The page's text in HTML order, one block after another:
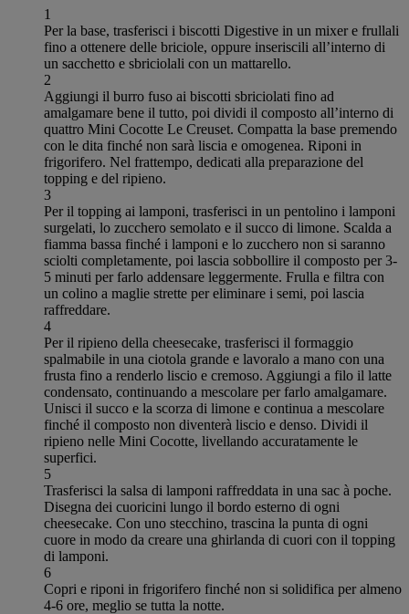
1
Per la base, trasferisci i biscotti Digestive in un mixer e frullali
fino a ottenere delle briciole, oppure inseriscili all’interno di
un sacchetto e sbriciolali con un mattarello.
2
Aggiungi il burro fuso ai biscotti sbriciolati fino ad
amalgamare bene il tutto, poi dividi il composto all’interno di
quattro Mini Cocotte Le Creuset. Compatta la base premendo
con le dita finché non sarà liscia e omogenea. Riponi in
frigorifero. Nel frattempo, dedicati alla preparazione del
topping e del ripieno.
3
Per il topping ai lamponi, trasferisci in un pentolino i lamponi
surgelati, lo zucchero semolato e il succo di limone. Scalda a
fiamma bassa finché i lamponi e lo zucchero non si saranno
sciolti completamente, poi lascia sobbollire il composto per 3-
5 minuti per farlo addensare leggermente. Frulla e filtra con
un colino a maglie strette per eliminare i semi, poi lascia
raffreddare.
4
Per il ripieno della cheesecake, trasferisci il formaggio
spalmabile in una ciotola grande e lavoralo a mano con una
frusta fino a renderlo liscio e cremoso. Aggiungi a filo il latte
condensato, continuando a mescolare per farlo amalgamare.
Unisci il succo e la scorza di limone e continua a mescolare
finché il composto non diventerà liscio e denso. Dividi il
ripieno nelle Mini Cocotte, livellando accuratamente le
superfici.
5
Trasferisci la salsa di lamponi raffreddata in una sac à poche.
Disegna dei cuoricini lungo il bordo esterno di ogni
cheesecake. Con uno stecchino, trascina la punta di ogni
cuore in modo da creare una ghirlanda di cuori con il topping
di lamponi.
6
Copri e riponi in frigorifero finché non si solidifica per almeno
4-6 ore, meglio se tutta la notte.